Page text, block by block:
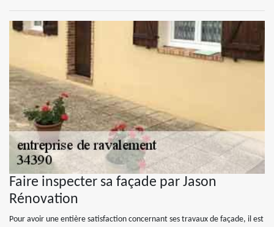
Faire inspecter sa façade par Jason
Rénovation
Pour avoir une entière satisfaction concernant ses travaux de façade, il est